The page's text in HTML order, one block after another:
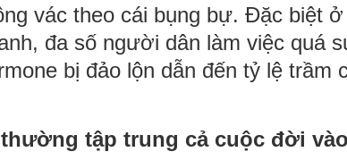
vác theo cái bụng bự. Đặc biệt
đa số người dân làm việc quá
bị đảo lộn dẫn đến tỷ lệ
tập trung cả cuộc đời